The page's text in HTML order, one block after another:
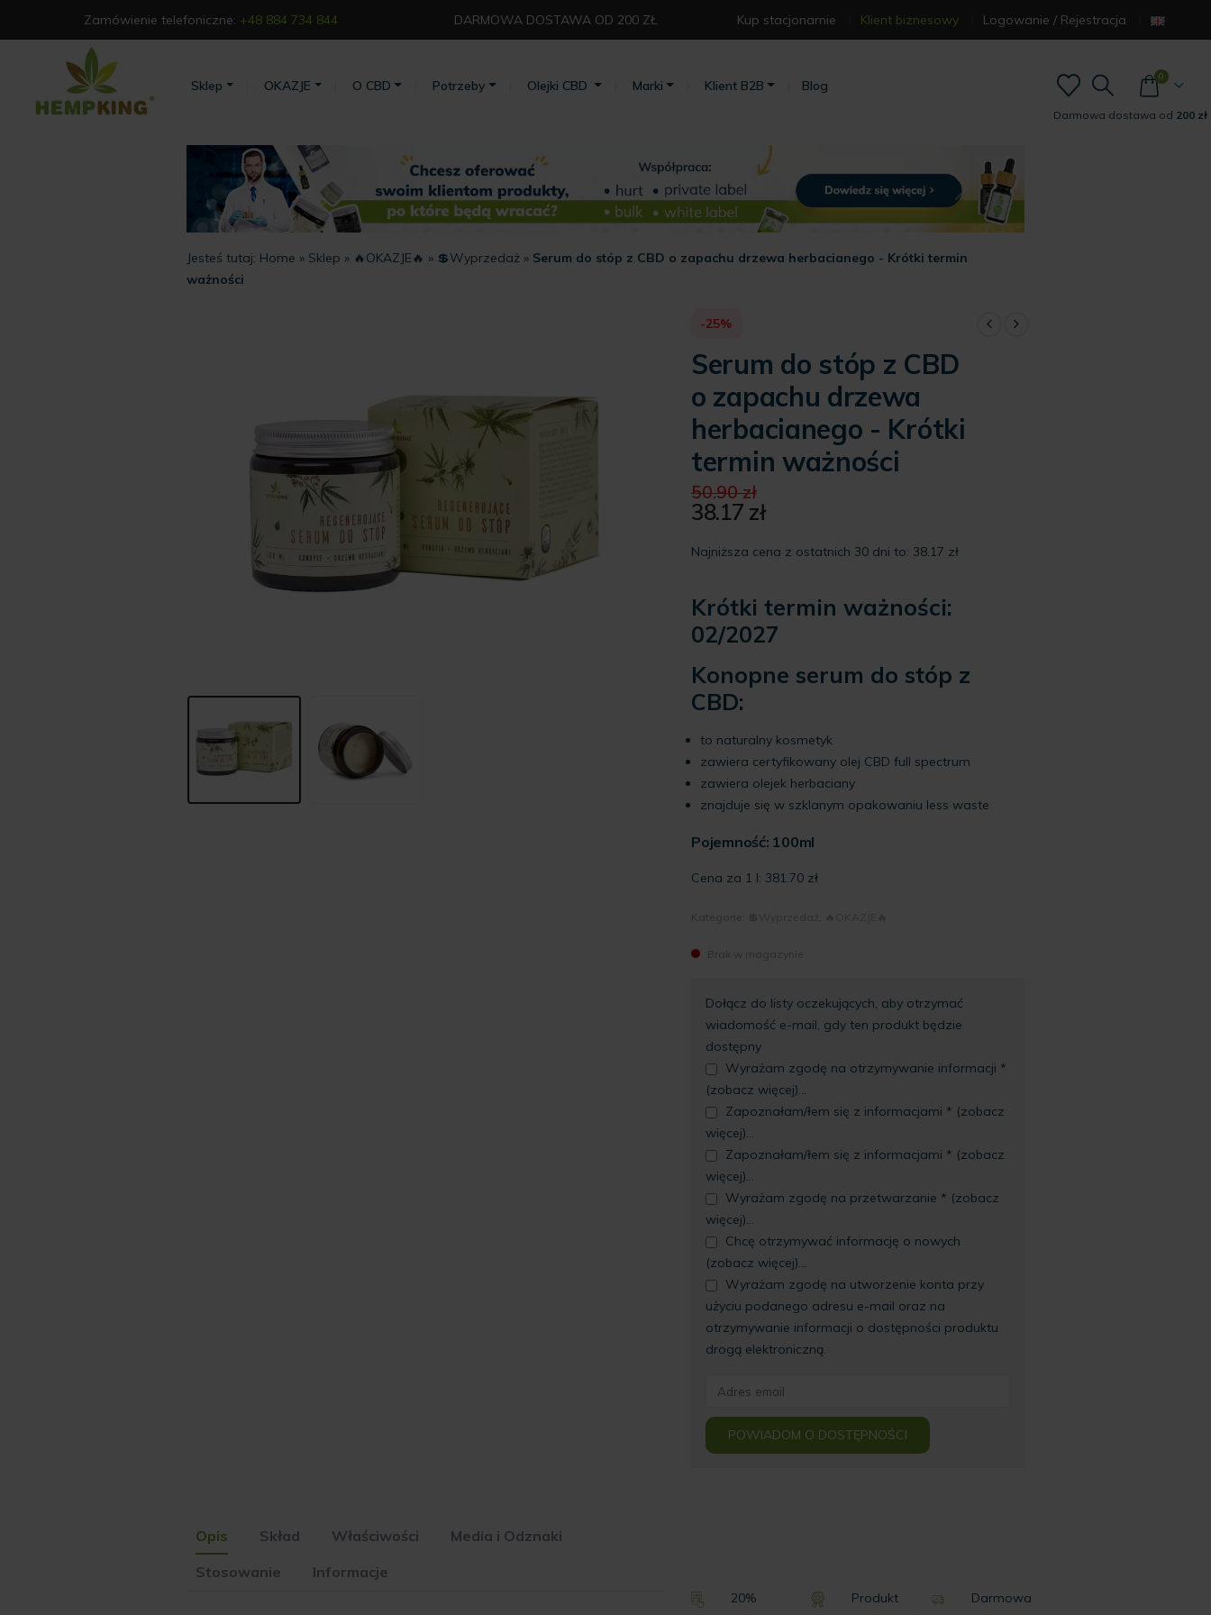
Zamówienie telefoniczne: +48 884 734 844 DARMOWA DOSTAWA OD 200 ZŁ⁣ Kup stacjonarnie Klient biznesowy Logowanie / Rejestracja
Sklep OKAZJE O CBD Potrzeby Olejki CBD Marki Klient B2B Blog
0
Darmowa dostawa od 200 zł
Jesteś tutaj: Home » Sklep » 🔥OKAZJE🔥 » 💲Wyprzedaż » Serum do stóp z CBD o zapachu drzewa herbacianego - Krótki termin
ważności
-25%
Serum do stóp z CBD
o zapachu drzewa
herbacianego - Krótki
termin ważności
50.90zł
cena
50.90 zł.
38.17 zł
cena
38.17 zł.
Najniższa cena z ostatnich 30 dni to: 38.17 zł
Krótki termin ważności:
02/2027
Konopne serum do stóp z
CBD:
to naturalny kosmetyk
zawiera certyfikowany olej CBD full spectrum
zawiera olejek herbaciany
znajduje się w szklanym opakowaniu less waste
Pojemność: 100ml
Cena za 1 l: 381.70 zł
Dołącz do listy oczekujących, aby otrzymać
wiadomość e-mail, gdy ten produkt będzie
dostępny
Wyrażam zgodę na otrzymywanie informacji *
(zobacz więcej)...
Zapoznałam/łem się z informacjami * (zobacz
więcej)...
Zapoznałam/łem się z informacjami * (zobacz
więcej)...
Wyrażam zgodę na przetwarzanie * (zobacz
więcej)...
Chcę otrzymywać informację o nowych
(zobacz więcej)...
Wyrażam zgodę na utworzenie konta przy
użyciu podanego adresu e-mail oraz na
otrzymywanie informacji o dostępności produktu
drogą elektroniczną.
Enter
email
address
product
POWIADOM O DOSTĘPNOŚCI
Opis Skład Właściwości
Media i Odznaki
Stosowanie
Informacje
20%
Produkt
Darmowa